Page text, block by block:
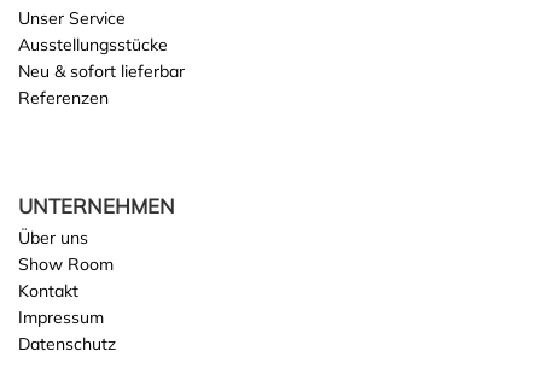
Unser Service
Ausstellungsstücke
Neu & sofort lieferbar
Referenzen
UNTERNEHMEN
Über uns
Show Room
Kontakt
Impressum
Datenschutz